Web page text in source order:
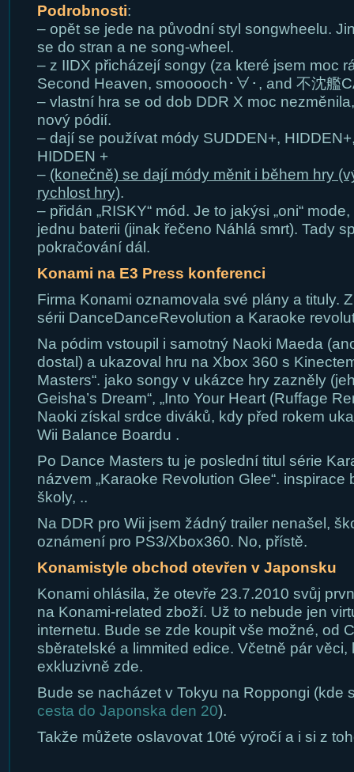
Podrobnosti:
– opět se jede na původní styl songwheelu.
se do stran a ne song-wheel.
– z IIDX přicházejí songy (za které jsem moc
Second Heaven, smooooch･∀･, and 不沈艦
– vlastní hra se od dob DDR X moc
nový pódií.
– dají se používat módy SUDDEN+,
HIDDEN +
– (konečně) se dají módy měnit i během hry
rychlost hry).
– přidán „RISKY“ mód. Je to jakýsi „oni“
jednu baterii (jinak řečeno Náhlá smrt). Tady
pokračování dál.
Konami na E3 Press konferenci
Firma Konami oznamovala své plány a tituly.
sérii DanceDanceRevolution a Karaoke
Na pódim vstoupil i samotný Naoki Maeda
dostal) a ukazoval hru na Xbox 360 s
Masters“. jako songy v ukázce hry zazněly
Geisha’s Dream“, „Into Your Heart (Ruffage
Naoki získal srdce diváků, kdy před rokem
Wii Balance Boardu .
Po Dance Masters tu je poslední titul série
názvem „Karaoke Revolution Glee“. inspirace
školy, ..
Na DDR pro Wii jsem žádný trailer nenašel,
oznámení pro PS3/Xbox360. No, přístě.
Konamistyle obchod otevřen v Japonsku
Konami ohlásila, že otevře 23.7.2010 svůj
na Konami-related zboží. Už to nebude jen
internetu. Bude se zde koupit vše možné, od
sběratelské a limmited edice. Včetně pár
exkluzivně zde.
Bude se nacházet v Tokyu na Roppongi (kde
cesta do Japonska den 20).
Takže můžete oslavovat 10té výročí a i si z